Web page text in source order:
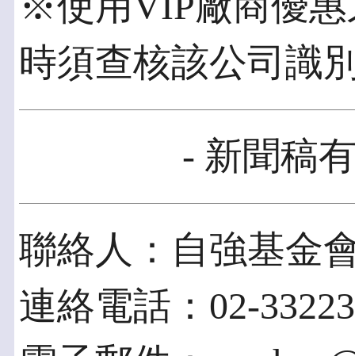
時須查核該公司識
- 新聞稿
聯絡人：自強基金
連絡電話：02-